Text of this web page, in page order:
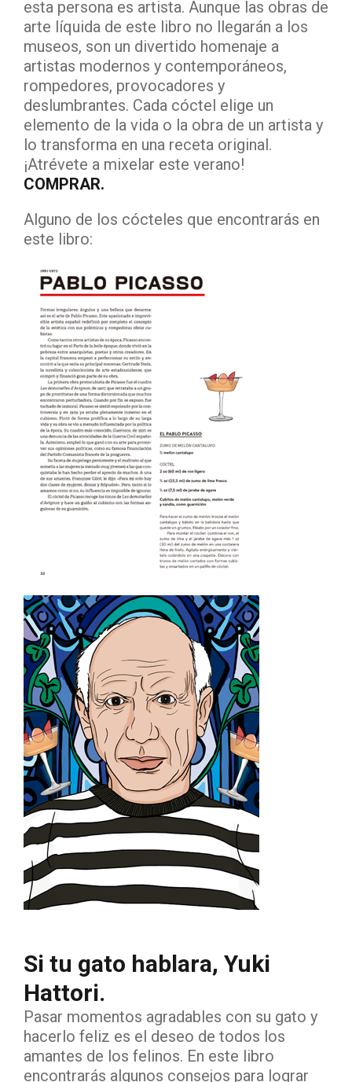
esta persona es artista. Aunque las obras de
arte líquida de este libro no llegarán a los
museos, son un divertido homenaje a
artistas modernos y contemporáneos,
rompedores, provocadores y
deslumbrantes. Cada cóctel elige un
elemento de la vida o la obra de un artista y
lo transforma en una receta original.
¡Atrévete a mixelar este verano!
COMPRAR.
Alguno de los cócteles que encontrarás en
este libro:
Si tu gato hablara, Yuki
Hattori.
Pasar momentos agradables con su gato y
hacerlo feliz es el deseo de todos los
amantes de los felinos. En este libro
encontrarás algunos consejos para lograr